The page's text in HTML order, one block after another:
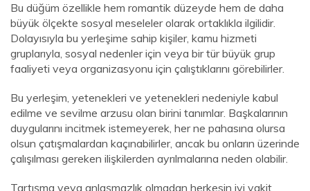
Bu düğüm özellikle hem romantik düzeyde hem de daha
büyük ölçekte sosyal meseleler olarak ortaklıkla ilgilidir.
Dolayısıyla bu yerleşime sahip kişiler, kamu hizmeti
gruplarıyla, sosyal nedenler için veya bir tür büyük grup
faaliyeti veya organizasyonu için çalıştıklarını görebilirler.
Bu yerleşim, yetenekleri ve yetenekleri nedeniyle kabul
edilme ve sevilme arzusu olan birini tanımlar. Başkalarının
duygularını incitmek istemeyerek, her ne pahasına olursa
olsun çatışmalardan kaçınabilirler, ancak bu onların üzerinde
çalışılması gereken ilişkilerden ayrılmalarına neden olabilir.
Tartışma veya anlaşmazlık olmadan herkesin iyi vakit